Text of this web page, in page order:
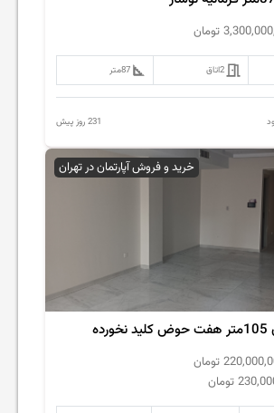
تومان
2اتاق 87متر
231 روز پیش
خرید و فروش آپارتمان در تهران
تومان
تومان